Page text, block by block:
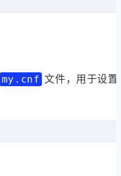
my.cnf 文件，用于设置